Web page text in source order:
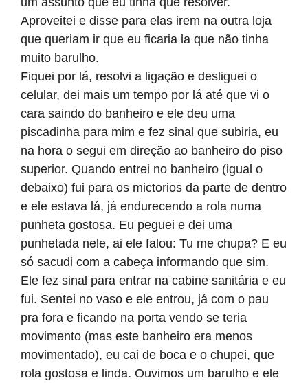
Aproveitei e disse para elas irem na outra loja
que queriam ir que eu ficaria la que não tinha
muito barulho.
Fiquei por lá, resolvi a ligação e desliguei o
celular, dei mais um tempo por lá até que vi o
cara saindo do banheiro e ele deu uma
piscadinha para mim e fez sinal que subiria, eu
na hora o segui em direção ao banheiro do piso
superior. Quando entrei no banheiro (igual o
debaixo) fui para os mictorios da parte de dentro
e ele estava lá, já endurecendo a rola numa
punheta gostosa. Eu peguei e dei uma
punhetada nele, ai ele falou: Tu me chupa? E eu
só sacudi com a cabeça informando que sim.
Ele fez sinal para entrar na cabine sanitária e eu
fui. Sentei no vaso e ele entrou, já com o pau
pra fora e ficando na porta vendo se teria
movimento (mas este banheiro era menos
movimentado), eu cai de boca e o chupei, que
rola gostosa e linda. Ouvimos um barulho e ele